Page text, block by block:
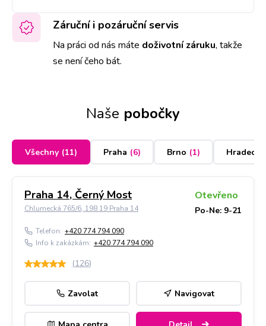
Záruční i pozáruční servis
Na práci od nás máte doživotní záruku, takže
se není čeho bát.
Naše pobočky
Všechny (11) Praha (6) Brno (1) Hradec
Praha 14, Černý Most
Chlumecká 765/6, 198 19 Praha 14
Otevřeno
Po-Ne: 9-21
Telefon: +420 774 794 090
Info k zakázkám: +420 774 794 090
(126)
Zavolat Navigovat